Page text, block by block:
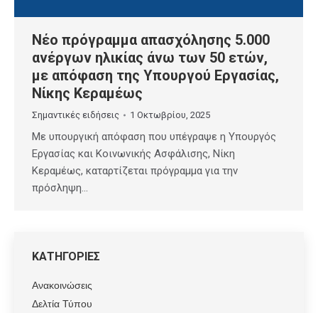
Νέο πρόγραμμα απασχόλησης 5.000
ανέργων ηλικίας άνω των 50 ετών,
με απόφαση της Υπουργού Εργασίας,
Νίκης Κεραμέως
Σημαντικές ειδήσεις 1 Οκτωβρίου, 2025
Με υπουργική απόφαση που υπέγραψε η Υπουργός
Εργασίας και Κοινωνικής Ασφάλισης, Νίκη
Κεραμέως, καταρτίζεται πρόγραμμα για την
πρόσληψη…
ΚΑΤΗΓΟΡΙΕΣ
Ανακοινώσεις
Δελτία Τύπου